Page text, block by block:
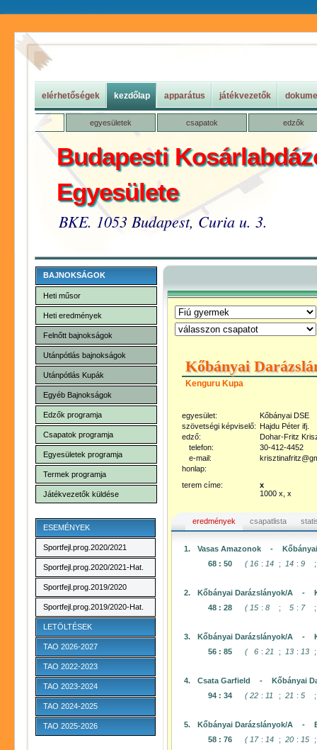
elérhetőségek kezdőlap apparátus játékvezetők
egyesületek csapatok edzők
Budapesti
Egyesülete
BKE. 1053 Budapest, Curia u. 3.
BAJNOKSÁGOK
Heti műsor
Heti eredmények
Felnőtt bajnokságok
Utánpótlás bajnokságok
Utánpótlás Kupák
Egyéb Bajnokságok
Edzők programja
Csapatok programja
Egyesületek programja
Termek programja
Játékvezetők küldése
ESEMÉNYEK
Sportfejl.prog.2020/2021
Sportfejl.prog.2020/2021-Hat.
Sportfejl.prog.2019/2020
Sportfejl.prog.2019/2020-Hat.
LETÖLTÉSEK
TAO 2026-2027
TAO 2022-2023
TAO 2023-2024
TAO 2024-2025
TAO 2025-2026
Kőbányai
Kenguru Kupa
egyesület:
Kőbányai DSE
szövetségi képviselő: Hajdu Péter ifj.
edző:
Dohar-Fritz
telefon:
30-412-4452
e-mail:
honlap:
terem címe:
x
1000 x, x
eredmények csapatlista
1. Vasas Amazonok -
68 : 50 ( 16 : 14 ; 14 : 9 ;
2. Kőbányai Darázslányok/A -
48 : 28 ( 15 : 8 ; 5 : 7 ;
3. Kőbányai Darázslányok/A -
56 : 85 ( 6 : 21 ; 13 : 13 ;
4. Csata Garfield -
Kőbányai
94 : 34 ( 22 : 11 ; 21 : 5 ;
5. Kőbányai Darázslányok/A -
58 : 76 ( 17 : 14 ; 20 : 15 ;